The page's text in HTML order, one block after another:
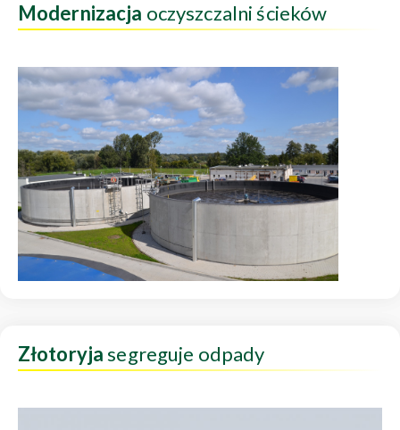
Modernizacja oczyszczalni ścieków
Złotoryjasegreguje odpady